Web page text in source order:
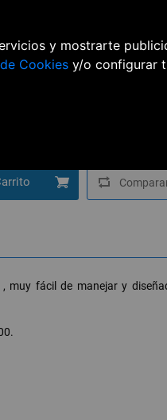
y mostrarte
Cookies y/o configurar
y 1 E1, 2 líneas
2000 extensiones
muy fácil de manejar y